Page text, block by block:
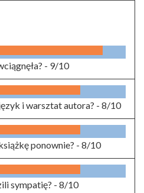
- 9/10
i warsztat autora? - 8/10
ponownie? - 8/10
sympatię? - 8/10